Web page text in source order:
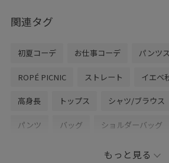
関連タグ
初夏コーデ お仕事コーデ パンツ
ROPÉ PICNIC ストレート イエベ
高身長 トップス シャツ/ブラウス
パンツ バッグ ショルダーバッグ
GDH16200
もっと見る